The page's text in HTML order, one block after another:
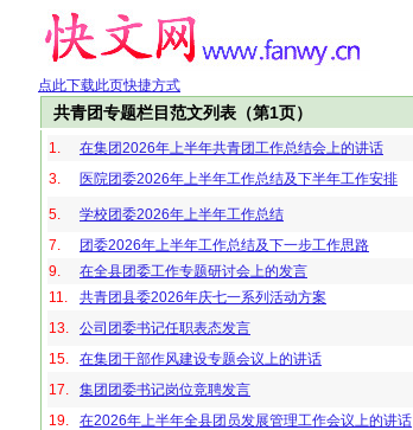
点此下载此页快捷方式
共青团专题栏目范文列表（第1页）
1. 在集团2026年上半年共青团工作总结会上的讲话
3.
医院团委2026年上半年工作总结及下半年工作安排
5.
学校团委2026年上半年工作总结
7.
团委2026年上半年工作总结及下一步工作思路
9.
在全县团委工作专题研讨会上的发言
11.
共青团县委2026年庆七一系列活动方案
13.
公司团委书记任职表态发言
15.
在集团干部作风建设专题会议上的讲话
17.
集团团委书记岗位竞聘发言
19.
在2026年上半年全县团员发展管理工作会议上的讲话